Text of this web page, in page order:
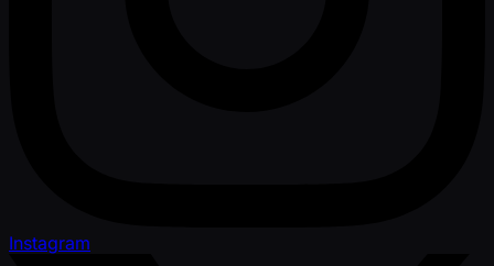
Instagram